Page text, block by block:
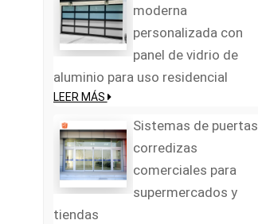
moderna
personalizada con
panel de vidrio de
aluminio para uso residencial
LEER MÁS
Sistemas de puertas
corredizas
comerciales para
supermercados y
tiendas